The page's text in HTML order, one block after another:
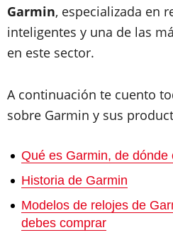
Garmin, especializada en
inteligentes y una de las
en este sector.
A continuación te cuento
sobre Garmin y sus
Qué es Garmin, de dónde
Historia de Garmin
Modelos de relojes de
debes comprar